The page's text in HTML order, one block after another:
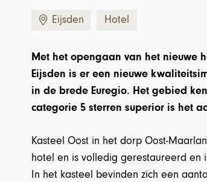
Eijsden Hotel
Met het opengaan van het nieuwe
Eijsden is er een nieuwe
in de brede Euregio. Het gebied
categorie 5 sterren superior is het
Kasteel Oost in het dorp Oost-
hotel en is volledig gerestaureerd en
In het kasteel bevinden zich een